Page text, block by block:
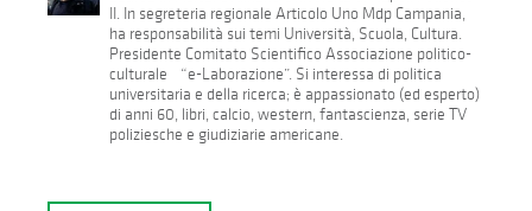
II. In segreteria regionale Articolo Uno Mdp Campania,
ha responsabilità sui temi Università, Scuola, Cultura.
Presidente Comitato Scientifico Associazione politico-
culturale “e-Laborazione”. Si interessa di politica
universitaria e della ricerca; è appassionato (ed esperto)
di anni 60, libri, calcio, western, fantascienza, serie TV
poliziesche e giudiziarie americane.